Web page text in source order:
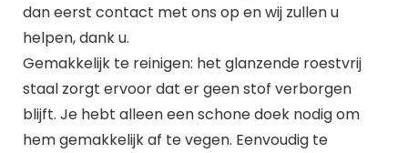
dan eerst contact met ons op en wij zullen u
helpen, dank u.
Gemakkelijk te reinigen: het glanzende roestvrij
staal zorgt ervoor dat er geen stof verborgen
blijft. Je hebt alleen een schone doek nodig om
hem gemakkelijk af te vegen. Eenvoudig te